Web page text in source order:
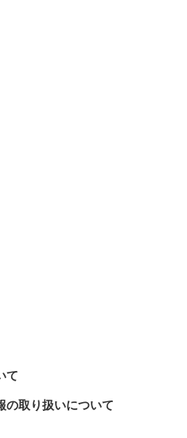
て
の取り扱いについて